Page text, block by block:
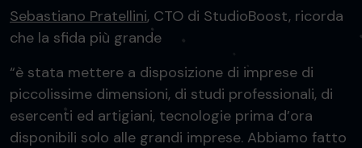
Sebastiano Pratellini, CTO di StudioBoost, ricorda
che la sfida più grande
“è stata mettere a disposizione di imprese di
piccolissime dimensioni, di studi professionali, di
esercenti ed artigiani, tecnologie prima d’ora
disponibili solo alle grandi imprese. Abbiamo fatto